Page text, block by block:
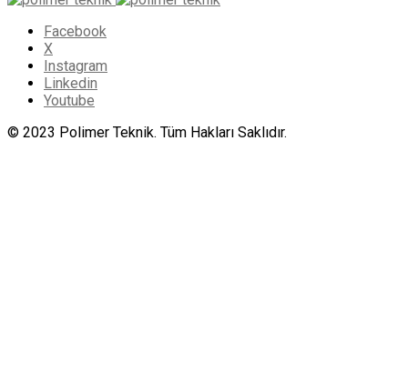
Facebook
X
Instagram
Linkedin
Youtube
© 2023 Polimer Teknik. Tüm Hakları Saklıdır.